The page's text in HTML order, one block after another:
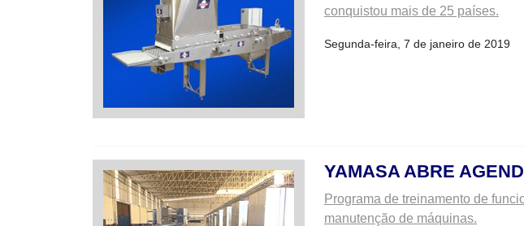
conquistou mais de 25 países.
Segunda-feira, 7 de janeiro de 2019
YAMASA ABRE
Programa de treinamento de
manutenção de máquinas.